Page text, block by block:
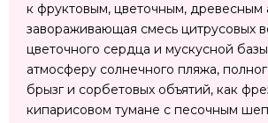
к фруктовым, цветочным, древесным
завораживающая смесь цитрусовых
цветочного сердца и мускусной
атмосферу солнечного пляжа,
брызг и сорбетовых объятий, как
кипарисовом тумане с песочным